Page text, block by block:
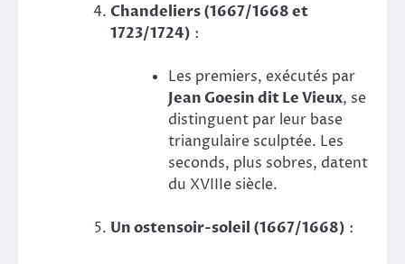
Chandeliers (1667/1668 et
1723/1724) :
Les premiers, exécutés par
Jean Goesin dit Le Vieux, se
distinguent par leur base
triangulaire sculptée. Les
seconds, plus sobres, datent
du XVIIIe siècle.
Un ostensoir-soleil (1667/1668) :